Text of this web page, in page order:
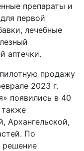
препараты и
первой
лечебные
аптечки.
продажу
2023 г.
появились в 40
также
Архангельской,
По
решение